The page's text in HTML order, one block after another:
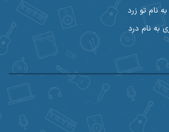
احسان دریادل
احسان علیانی
نام تو زرد
به نام درد